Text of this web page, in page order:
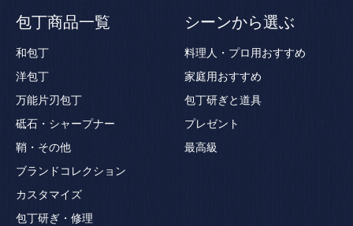
包丁商品一覧
和包丁
洋包丁
万能片刃包丁
砥石・シャープナー
鞘・その他
ブランドコレクション
カスタマイズ
包丁研ぎ・修理
シーンから選ぶ
料理人・プロ用おすすめ
家庭用おすすめ
包丁研ぎと道具
プレゼント
最高級